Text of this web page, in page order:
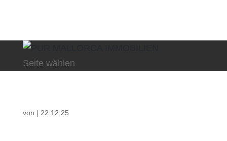
Seite wählen
von | 22.12.25